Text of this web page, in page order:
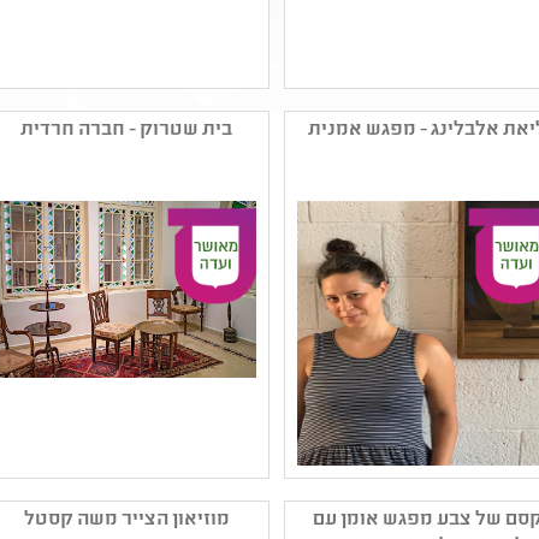
קטגוריה: אמנות רב תחומית
קהל יעד: גן - יב
תלמידים ,חרדי ,היצע
תרבות חרדית - תלמידות
,תרבות עולם
קטגוריה: עיצוב ,צילום
,אמנות ישראלית עכשווית
נושאים: אמנות ומדע
,תהליכי יצירה ,תרבות
אלבלינג - מפגש אמנית
קטגוריה: אמנות ישראלית
עכשווית ,מיצב ,צילום
בית שטרוק - חברה חרדית
קטגוריה: אמנות ישראלית
עכשווית ,הדפס ,ציור
של צבע מפגש אומן עם
מוזיאון הצייר משה קסטל